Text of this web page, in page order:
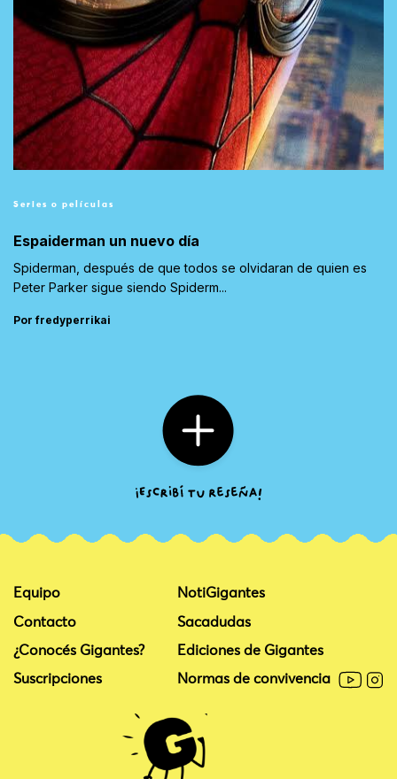
Series o películas
Espaiderman un nuevo día
Spiderman, después de que todos se olvidaran de quien es
Peter Parker sigue siendo Spiderm...
Por fredyperrikai
Equipo
Contacto
¿Conocés Gigantes?
Suscripciones
NotiGigantes
Sacadudas
Ediciones de Gigantes
Normas de convivencia